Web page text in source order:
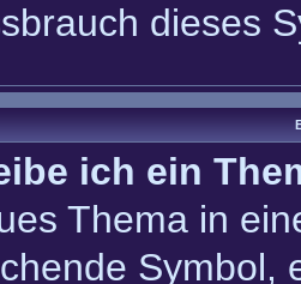
dieses
ich ein
Thema in
Symbol,